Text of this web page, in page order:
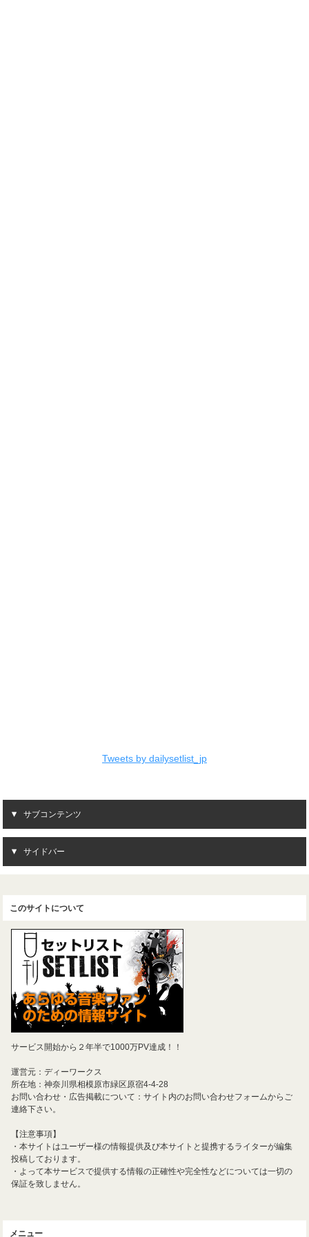
Tweets by dailysetlist_jp
サブコンテンツ
サイドバー
このサイトについて
サービス開始から２年半で1000万PV達成！！
運営元：ディーワークス
所在地：神奈川県相模原市緑区原宿4-4-28
お問い合わせ・広告掲載について：サイト内のお問い合わせフォームからご
連絡下さい。
【注意事項】
・本サイトはユーザー様の情報提供及び本サイトと提携するライターが編集
投稿しております。
・よって本サービスで提供する情報の正確性や完全性などについては一切の
保証を致しません。
メニュー